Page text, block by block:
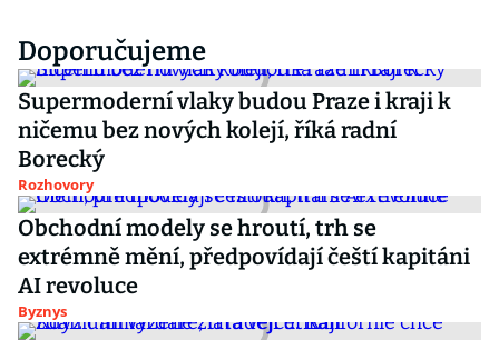
Doporučujeme
Supermoderní vlaky budou Praze i kraji k
ničemu bez nových kolejí, říká radní
Borecký
Rozhovory
Obchodní modely se hroutí, trh se
extrémně mění, předpovídají čeští kapitáni
AI revoluce
Byznys